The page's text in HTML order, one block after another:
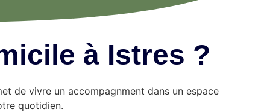
à Istres ?
de vivre un accompagnment dans un espace
quotidien.